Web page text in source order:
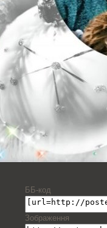
ББ-код
Зображення